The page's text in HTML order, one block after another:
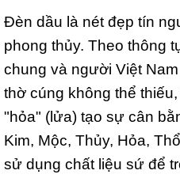
Đèn dầu là nét đẹp tín
phong thủy. Theo thông
chung và người Việt
thờ cúng không thể
"hỏa" (lửa) tạo sự cân
Kim, Mộc, Thủy, Hỏa,
sử dụng chất liệu sứ để